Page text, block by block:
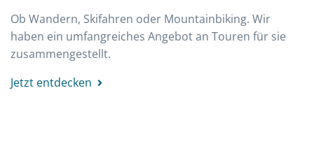
Ob Wandern, Skifahren oder Mountainbiking. Wir
haben ein umfangreiches Angebot an Touren für sie
zusammengestellt.
Jetzt entdecken